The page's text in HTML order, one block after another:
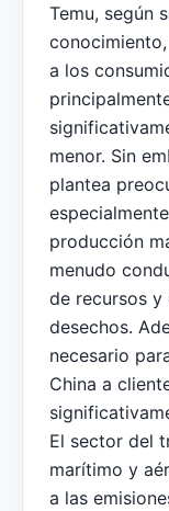
Temu, según
a los
menor. Sin
plantea
producción
menudo
de recursos y
desechos.
necesario
China a
El sector del
marítimo y
a las